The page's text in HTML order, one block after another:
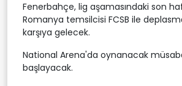
Fenerbahçe, lig aşamasındaki son
Romanya temsilcisi FCSB ile
karşıya gelecek.
National Arena'da oynanacak
başlayacak.